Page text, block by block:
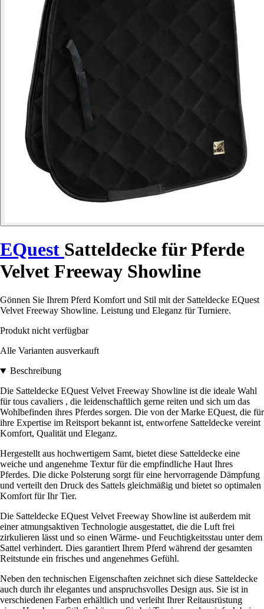
EQuest Satteldecke für Pferde
Velvet Freeway Showline
Gönnen Sie Ihrem Pferd Komfort und Stil mit der Satteldecke EQuest
Velvet Freeway Showline. Leistung und Eleganz für Turniere.
Produkt nicht verfügbar
Alle Varianten ausverkauft
Beschreibung
Die Satteldecke EQuest Velvet Freeway Showline ist die ideale Wahl
für tous cavaliers , die leidenschaftlich gerne reiten und sich um das
Wohlbefinden ihres Pferdes sorgen. Die von der Marke EQuest, die für
ihre Expertise im Reitsport bekannt ist, entworfene Satteldecke vereint
Komfort, Qualität und Eleganz.
Hergestellt aus hochwertigem Samt, bietet diese Satteldecke eine
weiche und angenehme Textur für die empfindliche Haut Ihres
Pferdes. Die dicke Polsterung sorgt für eine hervorragende Dämpfung
und verteilt den Druck des Sattels gleichmäßig und bietet so optimalen
Komfort für Ihr Tier.
Die Satteldecke EQuest Velvet Freeway Showline ist außerdem mit
einer atmungsaktiven Technologie ausgestattet, die die Luft frei
zirkulieren lässt und so einen Wärme- und Feuchtigkeitsstau unter dem
Sattel verhindert. Dies garantiert Ihrem Pferd während der gesamten
Reitstunde ein frisches und angenehmes Gefühl.
Neben den technischen Eigenschaften zeichnet sich diese Satteldecke
auch durch ihr elegantes und anspruchsvolles Design aus. Sie ist in
verschiedenen Farben erhältlich und verleiht Ihrer Reitausrüstung